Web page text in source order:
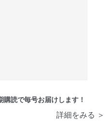
読で毎号お届けします！
詳細をみる ＞